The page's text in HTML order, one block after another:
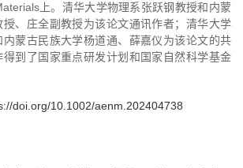
上。清华大学物理系张跃钢教授和内蒙
、庄全副教授为该论文通讯作者；清华大学
蒙古民族大学杨道通、薛嘉仪为该论文的共
得到了国家重点研发计划和国家自然科学基金
doi.org/10.1002/aenm.202404738